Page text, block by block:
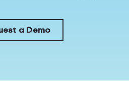
a Demo